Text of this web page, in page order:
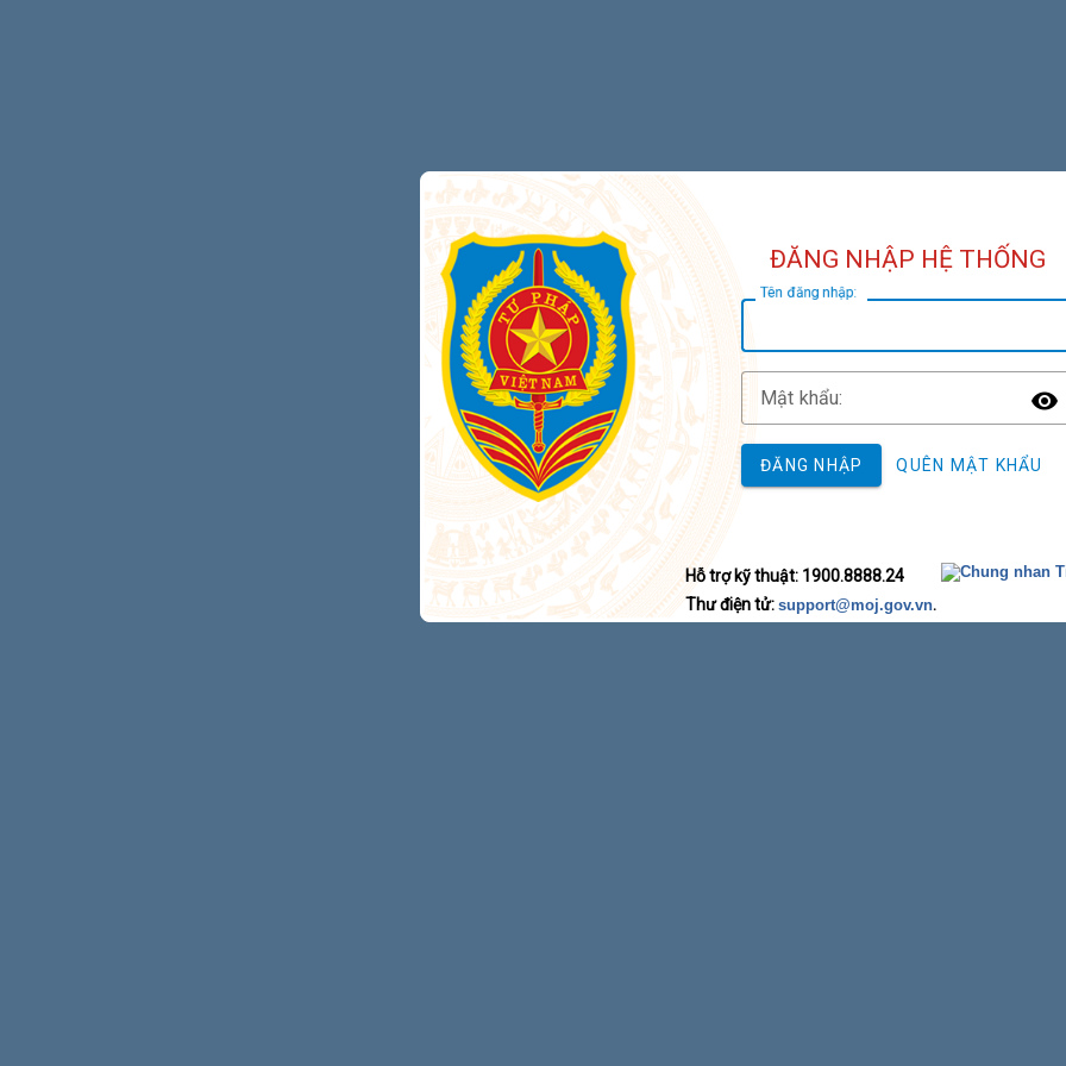
ĐĂNG NHẬP HỆ THỐNG
Tên đăng nhập:
Mật khẩu:
ĐĂNG NHẬP QUÊN MẬT KHẨU
Hỗ trợ kỹ thuật: 1900.8888.24
Thư điện tử: support@moj.gov.vn.